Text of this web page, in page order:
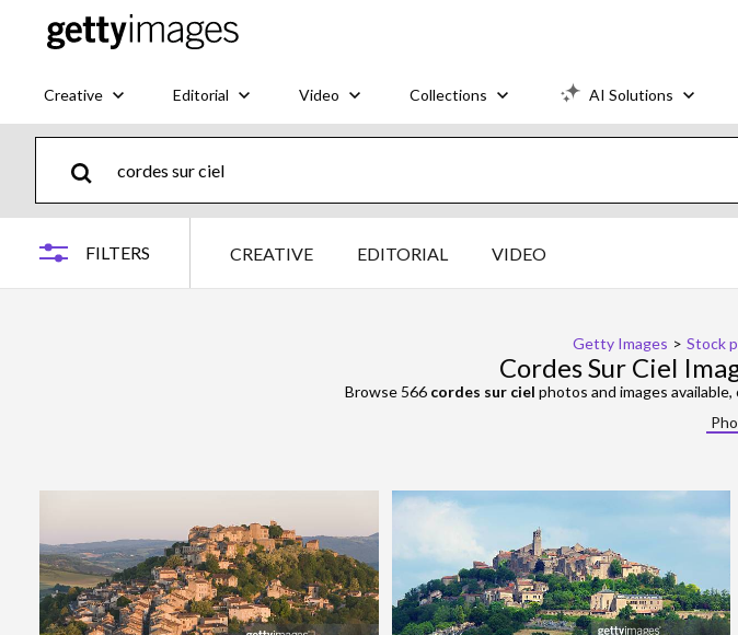
Creative Editorial Video Collections AI Solutions
FILTERS CREATIVE EDITORIAL VIDEO
Getty Images > Stock
Cordes Sur Ciel
Browse 566 cordes sur ciel photos and images